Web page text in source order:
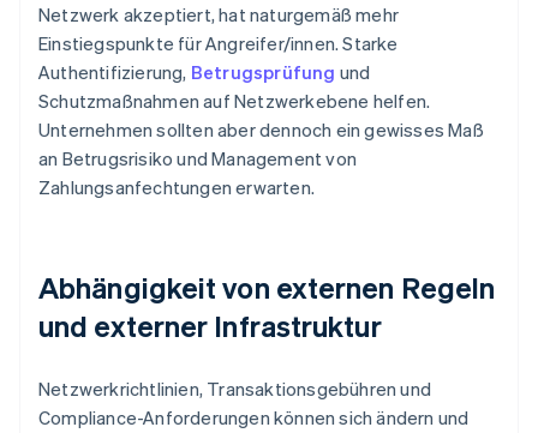
Netzwerk akzeptiert, hat naturgemäß mehr
Einstiegspunkte für Angreifer/innen. Starke
Authentifizierung, Betrugsprüfung und
Schutzmaßnahmen auf Netzwerkebene helfen.
Unternehmen sollten aber dennoch ein gewisses Maß
an Betrugsrisiko und Management von
Zahlungsanfechtungen erwarten.
Abhängigkeit von externen Regeln
und externer Infrastruktur
Netzwerkrichtlinien, Transaktionsgebühren und
Compliance-Anforderungen können sich ändern und